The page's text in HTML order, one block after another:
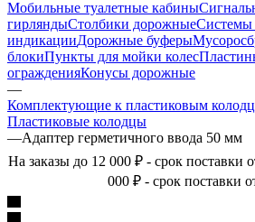
Мобильные туалетные кабины
гирляндыСтолбики дорожныеСистемы
индикацииДорожные буферы
блокиПункты для мойки колес
огражденияКонусы дорожные
—
Комплектующие к пластиковым
Пластиковые колодцы
—Адаптер герметичного ввода 50 мм
На заказы до 12 000 ₽ - срок поставки
000 ₽ - срок поставки